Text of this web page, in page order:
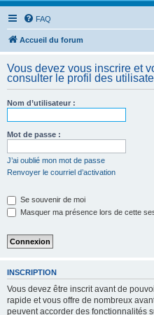
FAQ
Accueil du forum
Vous devez vous inscrire et
consulter le profil des
Nom d’utilisateur :
Mot de passe :
J’ai oublié mon mot de passe
Renvoyer le courriel d’activation
Se souvenir de moi
Masquer ma présence lors de cette
INSCRIPTION
Vous devez être inscrit avant de
rapide et vous offre de nombreux
peuvent accorder des fonctionnalités